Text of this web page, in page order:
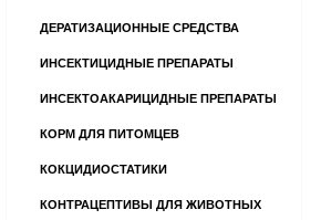
ДЕРАТИЗАЦИОННЫЕ СРЕДСТВА
ИНСЕКТИЦИДНЫЕ ПРЕПАРАТЫ
ИНСЕКТОАКАРИЦИДНЫЕ ПРЕПАРАТЫ
КОРМ ДЛЯ ПИТОМЦЕВ
КОКЦИДИОСТАТИКИ
КОНТРАЦЕПТИВЫ ДЛЯ ЖИВОТНЫХ